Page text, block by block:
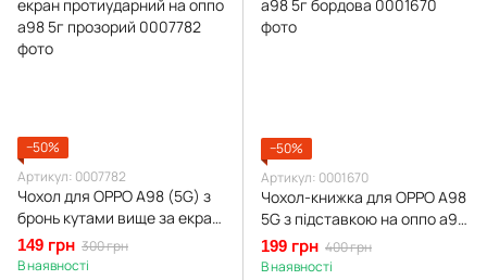
−50%
Артикул: 0007782
Чохол для OPPO A98 (5G) з
бронь кутами вище за екран
протиударний на оппо а98
5г прозорий
149 грн 300 грн
В наявності
−50%
Артикул: 0001670
Чохол-книжка для OPPO A98
5G з підставкою на оппо а98
5г бордова
199 грн 400 грн
В наявності